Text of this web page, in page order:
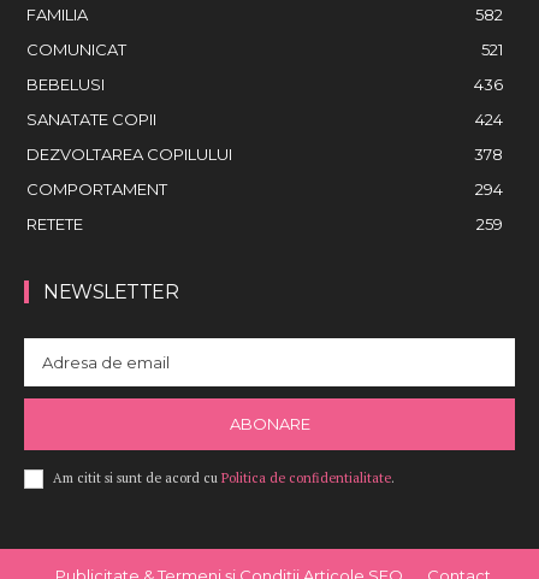
FAMILIA
582
COMUNICAT
521
BEBELUSI
436
SANATATE COPII
424
DEZVOLTAREA COPILULUI
378
COMPORTAMENT
294
RETETE
259
NEWSLETTER
ABONARE
Am citit si sunt de acord cu Politica de confidentialitate.
Publicitate & Termeni și Condiții Articole SEO Contact